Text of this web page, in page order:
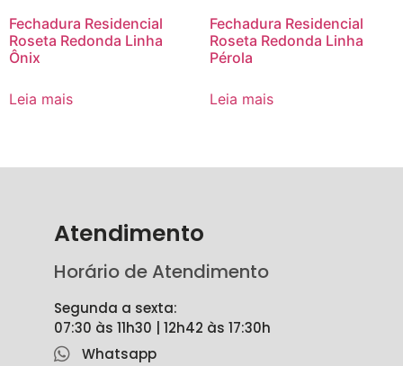
Fechadura Residencial
Roseta Redonda Linha
Ônix
Leia mais
Fechadura Residencial
Roseta Redonda Linha
Pérola
Leia mais
Atendimento
Horário de Atendimento
Segunda a sexta:
07:30 às 11h30 | 12h42 às 17:30h
Whatsapp